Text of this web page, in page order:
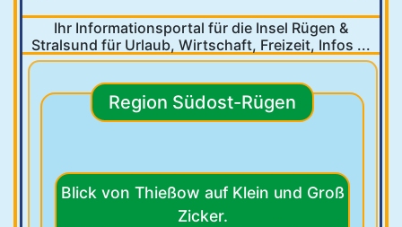
Ihr Informationsportal für die Insel Rügen &
Stralsund für Urlaub, Wirtschaft, Freizeit, Infos ...
Region Südost-Rügen
Blick von Thießow auf Klein und Groß
Zicker.